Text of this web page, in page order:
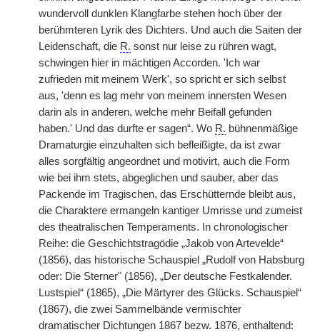
wundervoll dunklen Klangfarbe stehen hoch über der
berühmteren Lyrik des Dichters. Und auch die Saiten der
Leidenschaft, die R. sonst nur leise zu rühren wagt,
schwingen hier in mächtigen Accorden. 'Ich war
zufrieden mit meinem Werk', so spricht er sich selbst
aus, 'denn es lag mehr von meinem innersten Wesen
darin als in anderen, welche mehr Beifall gefunden
haben.' Und das durfte er sagen“. Wo R. bühnenmäßige
Dramaturgie einzuhalten sich befleißigte, da ist zwar
alles sorgfältig angeordnet und motivirt, auch die Form
wie bei ihm stets, abgeglichen und sauber, aber das
Packende im Tragischen, das Erschütternde bleibt aus,
die Charaktere ermangeln kantiger Umrisse und zumeist
des theatralischen Temperaments. In chronologischer
Reihe: die Geschichtstragödie „Jakob von Artevelde“
(1856), das historische Schauspiel „Rudolf von Habsburg
oder: Die Sterner" (1856), „Der deutsche Festkalender.
Lustspiel“ (1865), „Die Märtyrer des Glücks. Schauspiel“
(1867), die zwei Sammelbände vermischter
dramatischer Dichtungen 1867 bezw. 1876, enthaltend: